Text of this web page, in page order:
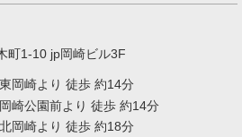
町1-10 jp岡崎ビル3F
岡崎より 徒歩 約14分
崎公園前より 徒歩 約14分
岡崎より 徒歩 約18分